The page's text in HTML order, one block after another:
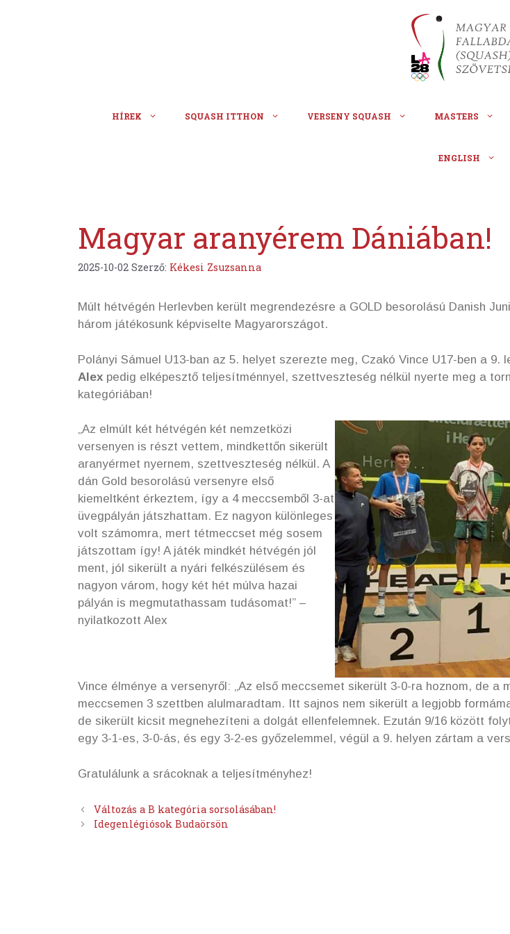
HÍREK SQUASH ITTHON VERSENY SQUASH MASTERS
ENGLISH
Magyar aranyérem Dániában!
2025-10-02 Szerző: Kékesi Zsuzsanna
Múlt hétvégén Herlevben került megrendezésre a GOLD besorolású Danish
három játékosunk képviselte Magyarországot.
Polányi Sámuel U13-ban az 5. helyet szerezte meg, Czakó Vince U17-ben a 9.
Alex pedig elképesztő teljesítménnyel, szettveszteség nélkül nyerte meg a
kategóriában!
„Az elmúlt két hétvégén két nemzetközi
versenyen is részt vettem, mindkettőn sikerült
aranyérmet nyernem, szettveszteség nélkül. A
dán Gold besorolású versenyre első
kiemeltként érkeztem, így a 4 meccsemből 3-at
üvegpályán játszhattam. Ez nagyon különleges
volt számomra, mert tétmeccset még sosem
játszottam így! A játék mindkét hétvégén jól
ment, jól sikerült a nyári felkészülésem és
nagyon várom, hogy két hét múlva hazai
pályán is megmutathassam tudásomat!” –
nyilatkozott Alex
Vince élménye a versenyről: „Az első meccsemet sikerült 3-0-ra hoznom, de a
meccsemen 3 szettben alulmaradtam. Itt sajnos nem sikerült a legjobb
de sikerült kicsit megnehezíteni a dolgát ellenfelemnek. Ezután 9/16 között
egy 3-1-es, 3-0-ás, és egy 3-2-es győzelemmel, végül a 9. helyen zártam a
Gratulálunk a srácoknak a teljesítményhez!
Változás a B kategória sorsolásában!
Idegenlégiósok Budaörsön